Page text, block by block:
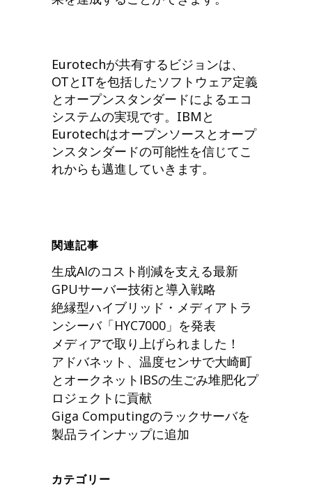
Eurotechが共有するビジョンは、
OTとITを包括したソフトウェア定義
とオープンスタンダードによるエコ
システムの実現です。IBMと
Eurotechはオープンソースとオープ
ンスタンダードの可能性を信じてこ
れからも邁進していきます。
関連記事
生成AIのコスト削減を支える最新
GPUサーバー技術と導入戦略
絶縁型ハイブリッド・メディアトラ
ンシーバ「HYC7000」を発表
メディアで取り上げられました！
アドバネット、温度センサで大崎町
とオークネットIBSの生ごみ堆肥化プ
ロジェクトに貢献
Giga Computingのラックサーバを
製品ラインナップに追加
カテゴリー